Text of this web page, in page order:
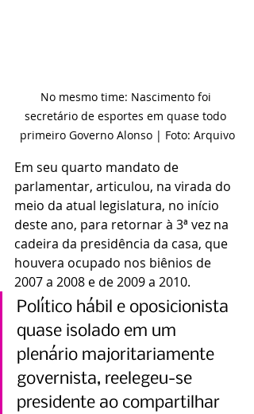
No mesmo time: Nascimento foi
secretário de esportes em quase todo
primeiro Governo Alonso | Foto: Arquivo
Em seu quarto mandato de
parlamentar, articulou, na virada do
meio da atual legislatura, no início
deste ano, para retornar à 3ª vez na
cadeira da presidência da casa, que
houvera ocupado nos biênios de
2007 a 2008 e de 2009 a 2010.
Político hábil e oposicionista
quase isolado em um
plenário majoritariamente
governista, reelegeu-se
presidente ao compartilhar